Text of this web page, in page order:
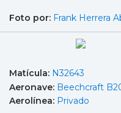
Foto por: Frank Herrera
Matícula: N32643
Aeronave: Beechcraft
Aerolínea: Privado